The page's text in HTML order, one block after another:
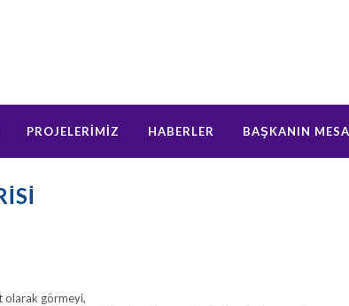
PROJELERİMİZ HABERLER BAŞKANIN
olarak görmeyi,